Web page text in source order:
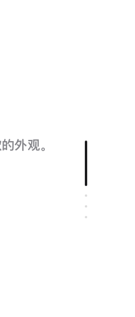
外观。